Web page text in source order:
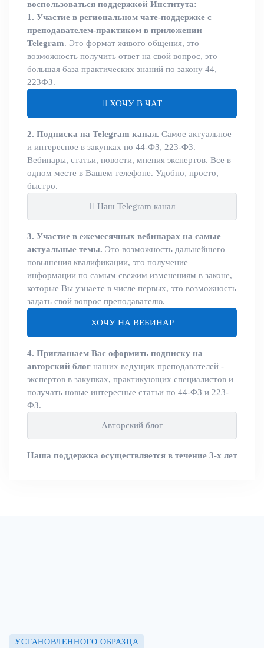
воспользоваться поддержкой Института:
1. Участие в региональном чате-поддержке с
преподавателем-практиком в приложении
Telegram. Это формат живого общения, это
возможность получить ответ на свой вопрос, это
большая база практических знаний по закону 44,
223ФЗ.
ХОЧУ В ЧАТ
2. Подписка на Telegram канал. Самое актуальное
и интересное в закупках по 44-ФЗ, 223-ФЗ.
Вебинары, статьи, новости, мнения экспертов. Все в
одном месте в Вашем телефоне. Удобно, просто,
быстро.
Наш Telegram канал
3. Участие в ежемесячных вебинарах на самые
актуальные темы. Это возможность дальнейшего
повышения квалификации, это получение
информации по самым свежим изменениям в законе,
которые Вы узнаете в числе первых, это возможность
задать свой вопрос преподавателю.
ХОЧУ НА ВЕБИНАР
4. Приглашаем Вас оформить подписку на
авторский блог наших ведущих преподавателей -
экспертов в закупках, практикующих специалистов и
получать новые интересные статьи по 44-ФЗ и 223-
ФЗ.
Авторский блог
Наша поддержка осуществляется в течение 3-х лет
УСТАНОВЛЕННОГО ОБРАЗЦА